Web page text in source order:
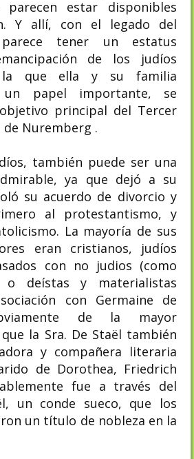
parecen estar disponibles
Y allí, con el legado del
tener un estatus
de los judíos
la que ella y su familia
un papel importante, se
principal del Tercer
de Nuremberg .
también puede ser una
ya que dejó a su
su acuerdo de divorcio y
al protestantismo, y
La mayoría de sus
eran cristianos, judíos
con no judios ​​(como
o deístas y materialistas
con Germaine de
de la mayor
la Sra. De Staël también
y compañera literaria
de Dorothea, Friedrich
fue a través del
un conde sueco, que los
un título de nobleza en la